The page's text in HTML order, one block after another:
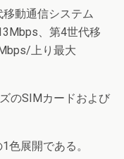
動通信システム
、第4世代移
上り最大
のSIMカードおよび
色展開である。